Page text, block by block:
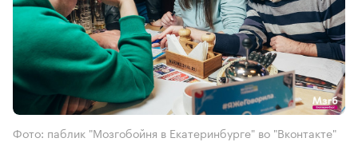
Фото: паблик "Мозгобойня в Екатеринбурге" во "Вконтакте"